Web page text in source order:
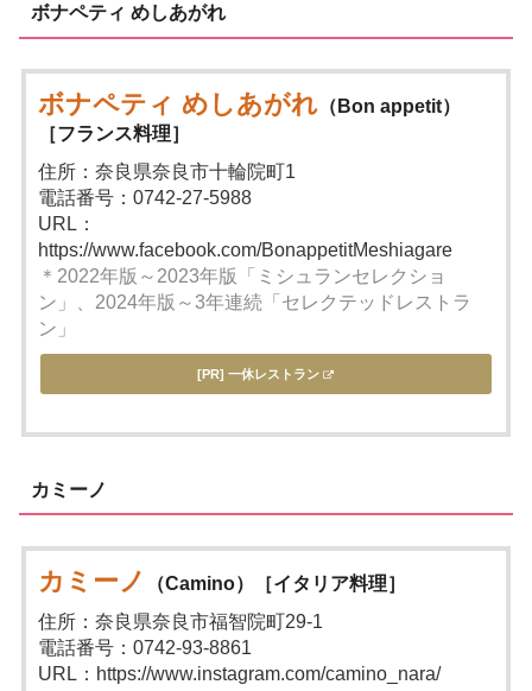
ボナペティ めしあがれ
ボナペティ めしあがれ （Bon appetit）
［フランス料理］
住所：奈良県奈良市十輪院町1
電話番号：0742-27-5988
URL：
https://www.facebook.com/BonappetitMeshiagare
＊2022年版～2023年版「ミシュランセレクショ
ン」、2024年版～3年連続「セレクテッドレストラ
ン」
[PR] 一休レストラン
カミーノ
カミーノ
（Camino）［イタリア料理］
住所：奈良県奈良市福智院町29-1
電話番号：0742-93-8861
URL：https://www.instagram.com/camino_nara/